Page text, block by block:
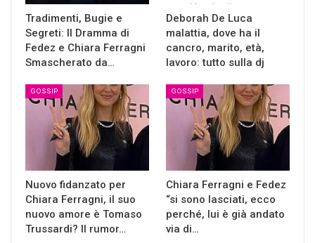
Tradimenti, Bugie e
Segreti: Il Dramma di
Fedez e Chiara Ferragni
Smascherato da…
Deborah De Luca
malattia, dove ha il
cancro, marito, età,
lavoro: tutto sulla dj
GOSSIP
Nuovo fidanzato per
Chiara Ferragni, il suo
nuovo amore è Tomaso
Trussardi? Il rumor…
GOSSIP
Chiara Ferragni e Fedez
“si sono lasciati, ecco
perché, lui è già andato
via di…